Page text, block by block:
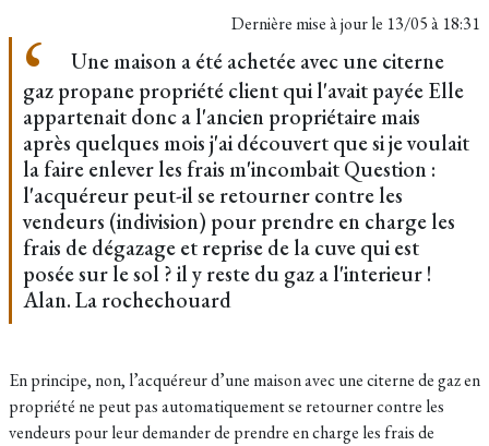
Dernière mise à jour le 13/05 à 18:31
Une maison a été achetée avec une citerne
gaz propane propriété client qui l'avait payée Elle
appartenait donc a l'ancien propriétaire mais
après quelques mois j'ai découvert que si je voulait
la faire enlever les frais m'incombait Question :
l'acquéreur peut-il se retourner contre les
vendeurs (indivision) pour prendre en charge les
frais de dégazage et reprise de la cuve qui est
posée sur le sol ? il y reste du gaz a l'interieur !
Alan. La rochechouard
En principe, non, l’acquéreur d’une maison avec une citerne de gaz en
propriété ne peut pas automatiquement se retourner contre les
vendeurs pour leur demander de prendre en charge les frais de